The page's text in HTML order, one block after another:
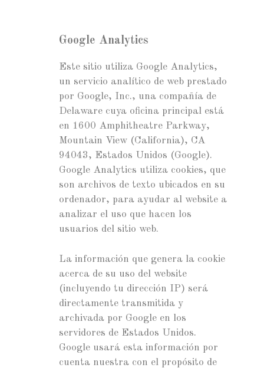
Google Analytics
Este sitio utiliza Google Analytics,
un servicio analítico de web prestado
por Google, Inc., una compañía de
Delaware cuya oficina principal está
en 1600 Amphitheatre Parkway,
Mountain View (California), CA
94043, Estados Unidos (Google).
Google Analytics utiliza cookies, que
son archivos de texto ubicados en su
ordenador, para ayudar al website a
analizar el uso que hacen los
usuarios del sitio web.
La información que genera la cookie
acerca de su uso del website
(incluyendo tu dirección IP) será
directamente transmitida y
archivada por Google en los
servidores de Estados Unidos.
Google usará esta información por
cuenta nuestra con el propósito de